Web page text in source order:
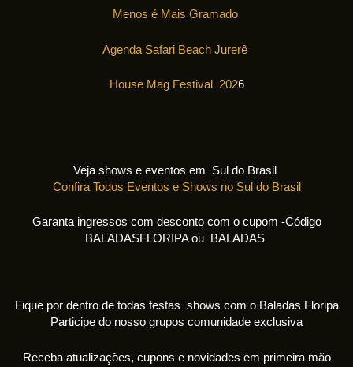
Menos é Mais Gramado
Agenda Safari Beach Jurerê
House Mag Festival 2026
Veja shows e eventos em Sul do Brasil
Confira Todos Eventos e Shows no Sul do Brasil
Garanta ingressos com desconto com o cupom -Código
BALADASFLORIPA ou BALADAS
Fique por dentro de todas festas shows com o Baladas Floripa
Participe do nosso grupos comunidade exclusiva
Receba atualizações, cupons e novidades em primeira mão